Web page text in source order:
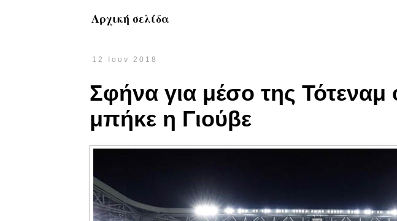
Αρχική σελίδα
12 Ιουν 2018
Σφήνα για μέσο της Τότεναμ
μπήκε η Γιούβε